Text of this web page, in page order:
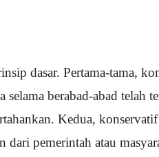
dasar. Pertama-tama,
berabad-abad telah
Kedua,
pemerintah atau